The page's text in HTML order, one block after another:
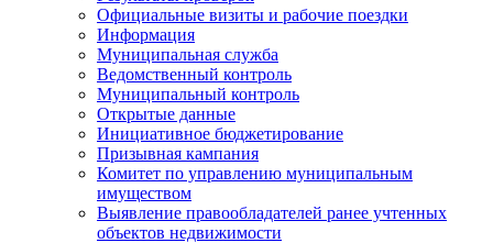
Официальные визиты и рабочие поездки
Информация
Муниципальная служба
Ведомственный контроль
Муниципальный контроль
Открытые данные
Инициативное бюджетирование
Призывная кампания
Комитет по управлению муниципальным
имуществом
Выявление правообладателей ранее учтенных
объектов недвижимости